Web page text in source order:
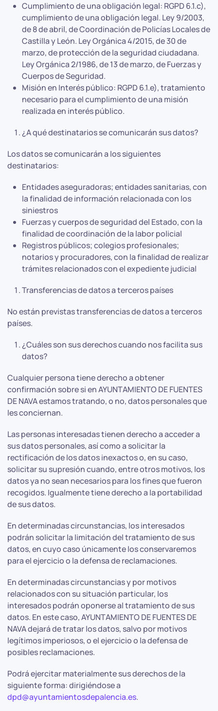
Cumplimiento de una obligación legal: RGPD 6.1.c),
cumplimiento de una obligación legal. Ley 9/2003,
de 8 de abril, de Coordinación de Policías Locales de
Castilla y León. Ley Orgánica 4/2015, de 30 de
marzo, de protección de la seguridad ciudadana.
Ley Orgánica 2/1986, de 13 de marzo, de Fuerzas y
Cuerpos de Seguridad.
Misión en Interés público: RGPD 6.1.e), tratamiento
necesario para el cumplimiento de una misión
realizada en interés público.
¿A qué destinatarios se comunicarán sus datos?
Los datos se comunicarán a los siguientes
destinatarios:
Entidades aseguradoras; entidades sanitarias, con
la finalidad de información relacionada con los
siniestros
Fuerzas y cuerpos de seguridad del Estado, con la
finalidad de coordinación de la labor policial
Registros públicos; colegios profesionales;
notarios y procuradores, con la finalidad de realizar
trámites relacionados con el expediente judicial
Transferencias de datos a terceros países
No están previstas transferencias de datos a terceros
países.
¿Cuáles son sus derechos cuando nos facilita sus
datos?
Cualquier persona tiene derecho a obtener
confirmación sobre si en AYUNTAMIENTO DE FUENTES
DE NAVA estamos tratando, o no, datos personales que
les conciernan.
Las personas interesadas tienen derecho a acceder a
sus datos personales, así como a solicitar la
rectificación de los datos inexactos o, en su caso,
solicitar su supresión cuando, entre otros motivos, los
datos ya no sean necesarios para los fines que fueron
recogidos. Igualmente tiene derecho a la portabilidad
de sus datos.
En determinadas circunstancias, los interesados
podrán solicitar la limitación del tratamiento de sus
datos, en cuyo caso únicamente los conservaremos
para el ejercicio o la defensa de reclamaciones.
En determinadas circunstancias y por motivos
relacionados con su situación particular, los
interesados podrán oponerse al tratamiento de sus
datos. En este caso, AYUNTAMIENTO DE FUENTES DE
NAVA dejará de tratar los datos, salvo por motivos
legítimos imperiosos, o el ejercicio o la defensa de
posibles reclamaciones.
Podrá ejercitar materialmente sus derechos de la
siguiente forma: dirigiéndose a
dpd@ayuntamientosdepalencia.es.